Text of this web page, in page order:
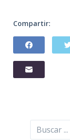
Compartir:
Buscar